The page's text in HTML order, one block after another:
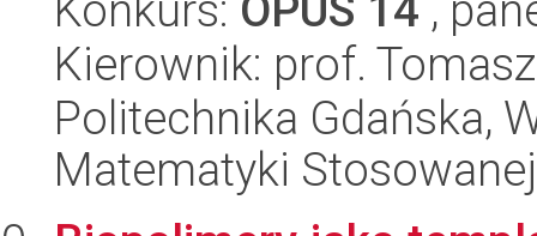
Kierownik: prof.
Politechnika Gdańska,
Matematyki Stosowanej